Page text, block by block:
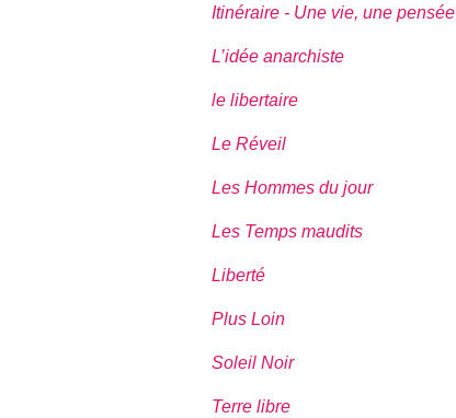
Itinéraire - Une vie, une pensée
L’idée anarchiste
le libertaire
Le Réveil
Les Hommes du jour
Les Temps maudits
Liberté
Plus Loin
Soleil Noir
Terre libre